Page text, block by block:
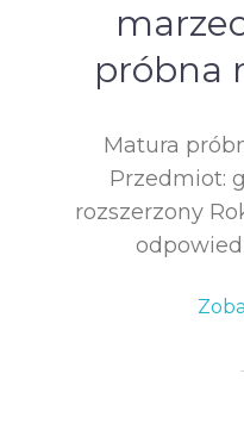
próbna
Matura
Przedmiot:
rozszerzony